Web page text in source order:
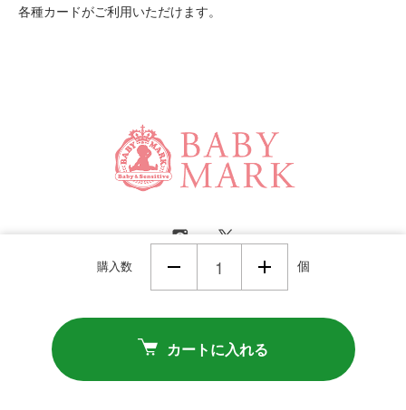
購入数 個
カートに入れる
各種カードがご利用いただけます。